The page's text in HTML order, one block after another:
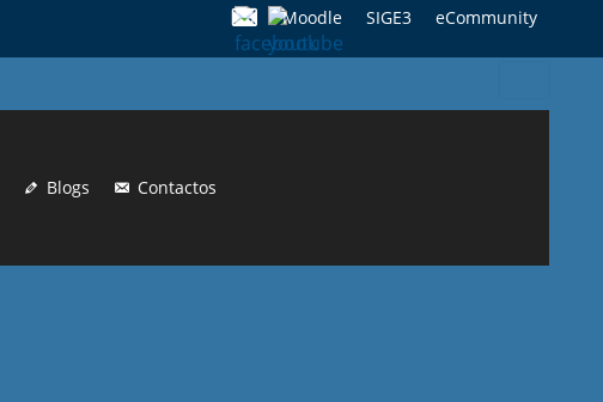
Moodle SIGE3 eCommunity
for:
Blogs Contactos